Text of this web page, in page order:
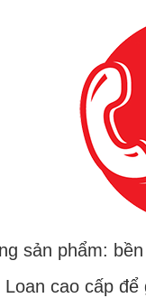
sản phẩm:
cao cấp